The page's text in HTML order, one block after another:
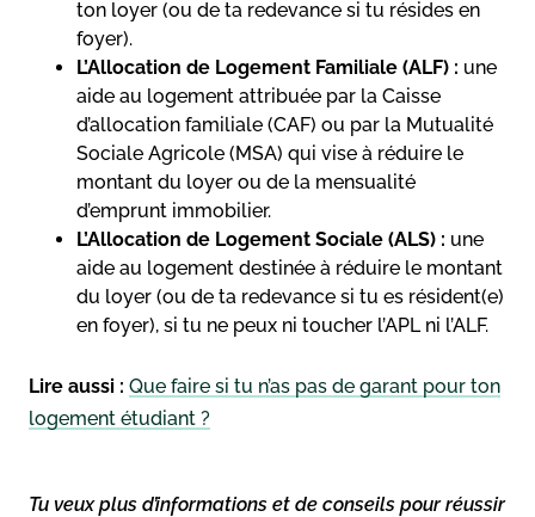
ton loyer (ou de ta redevance si tu résides en
foyer).
L’Allocation de Logement Familiale (ALF) : une
aide au logement attribuée par la Caisse
d’allocation familiale (CAF) ou par la Mutualité
Sociale Agricole (MSA) qui vise à réduire le
montant du loyer ou de la mensualité
d’emprunt immobilier.
L’Allocation de Logement Sociale (ALS) : une
aide au logement destinée à réduire le montant
du loyer (ou de ta redevance si tu es résident(e)
en foyer), si tu ne peux ni toucher l’APL ni l’ALF.
Lire aussi : Que faire si tu n’as pas de garant pour ton
logement étudiant ?
Tu veux plus d’informations et de conseils pour réussir